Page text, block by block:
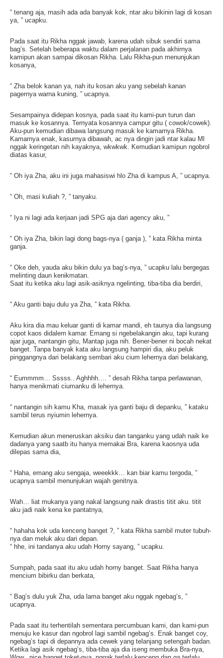
“ tenang aja, masih ada ada banyak kok, ntar aku bikinin lagi di kosan
ya, ” ucapku.
Pada saat itu Rikha nggak jawab, karena udah sibuk sendiri sama
bag’s. Setelah beberapa waktu dalam perjalanan pada akhirnya
kamipun akan sampai dikosan Rikha. Lalu Rikha-pun menunjukan
kosanya,
“ Zha belok kanan ya, nah itu kosan aku yang sebelah kanan
pagernya warna kuning, ” ucapnya.
Sesampainya didepan kosnya, pada saat itu kami-pun turun dan
masuk ke kosannya. Ternyata kosannya campur gitu ( cowok/cowek).
Aku-pun kemudian dibawa langsung masuk ke kamarnya Rikha.
Kamarnya enak, kasurnya dibawah, ac nya dingin jadi ntar kalau Ml
nggak keringetan nih kayaknya, wkwkwk. Kemudian kamipun ngobrol
diatas kasur,
“ Oh iya Zha, aku ini juga mahasiswi hlo Zha di kampus A, ” ucapnya.
“ Oh, masi kuliah ?, ” tanyaku.
“ Iya ni lagi ada kerjaan jadi SPG aja dari agency aku, ”
“ Oh iya Zha, bikin lagi dong bags-nya ( ganja ), ” kata Rikha minta
ganja.
“ Oke deh, yauda aku bikin dulu ya bag’s-nya, ” ucapku lalu bergegas
melinting daun kenikmatan.
Saat itu ketika aku lagi asik-asiknya ngelinting, tiba-tiba dia berdiri,
“ Aku ganti baju dulu ya Zha, ” kata Rikha.
Aku kira dia mau keluar ganti di kamar mandi, eh taunya dia langsung
copot kaos didalem kamar. Emang si ngebelakangin aku, tapi kurang
ajar juga, nantangin gitu, Mantap juga nih. Bener-bener ni bocah nekat
banget. Tanpa banyak kata aku langsung hampiri dia, aku peluk
pinggangnya dari belakang sembari aku cium lehernya dari belakang,
“ Eummmm… Sssss.. Aghhhh…. ” desah Rikha tanpa perlawanan,
hanya menikmati ciumanku di lehernya.
“ nantangin sih kamu Kha, masak iya ganti baju di depanku, ” kataku
sambil terus nyiumin lehernya.
Kemudian akun meneruskan aksiku dan tanganku yang udah naik ke
dadanya yang saatb itu hanya memakai Bra, karena kaosnya uda
dilepas sama dia,
“ Haha, emang aku sengaja, weeekkk… kan biar kamu tergoda, ”
ucapnya sambil menunjukan wajah genitnya.
Wah… liat mukanya yang nakal langsung naik drastis titit aku. titit
aku jadi naik kena ke pantatnya,
“ hahaha kok uda kenceng banget ?, ” kata Rikha sambil muter tubuh-
nya dan meluk aku dari depan.
“ hhe, ini tandanya aku udah Horny sayang, ” ucapku.
Sumpah, pada saat itu aku udah horny banget. Saat Rikha hanya
mencium bibirku dan berkata,
“ Bag’s dulu yuk Zha, uda lama banget aku nggak ngebag’s, ”
ucapnya.
Pada saat itu terhentilah sementara percumbuan kami, dan kami-pun
menuju ke kasur dan ngobrol lagi sambil ngebag’s. Enak banget coy,
ngebag’s tapi di depannya ada cewek yang telanjang setengah badan.
Ketika lagi asik ngebag’s, tiba-tiba aja dia iseng membuka Bra-nya,